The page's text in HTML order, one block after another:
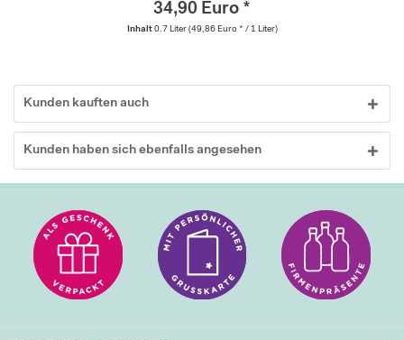
34,90 Euro *
Inhalt 0.7 Liter (49,86 Euro * / 1 Liter)
Kunden kauften auch
Kunden haben sich ebenfalls angesehen